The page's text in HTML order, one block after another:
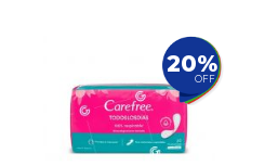
20%
OFF